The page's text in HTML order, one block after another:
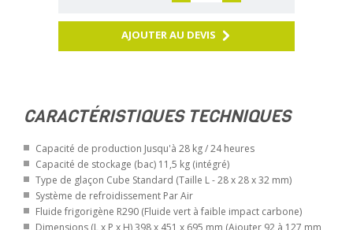
AJOUTER AU DEVIS
CARACTÉRISTIQUES TECHNIQUES
Capacité de production Jusqu'à 28 kg / 24 heures
Capacité de stockage (bac) 11,5 kg (intégré)
Type de glaçon Cube Standard (Taille L - 28 x 28 x 32 mm)
Système de refroidissement Par Air
Fluide frigorigène R290 (Fluide vert à faible impact carbone)
Dimensions (L x P x H) 398 x 451 x 695 mm (Ajouter 92 à 127 mm